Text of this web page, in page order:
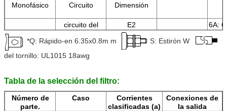
Monofásico
Circuito Dimensión
circuito del
E2 6A:
*Q: Rápido-en 6.35x0.8m m
S: Estirón W
del tornillo: UL1015 18awg
Tabla de la selección del filtro:
Número de
parte.
Caso
Corrientes
clasificadas (a)
Conexiones de
la salida